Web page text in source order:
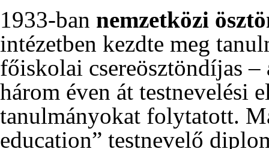
1933-ban nemzetközi
intézetben kezdte meg
főiskolai csereösztöndíjas –
három éven át testnevelési
tanulmányokat folytatott.
education” testnevelő